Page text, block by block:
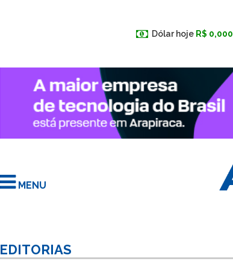
Dólar hoje R$ 0,000
MENU
EDITORIAS